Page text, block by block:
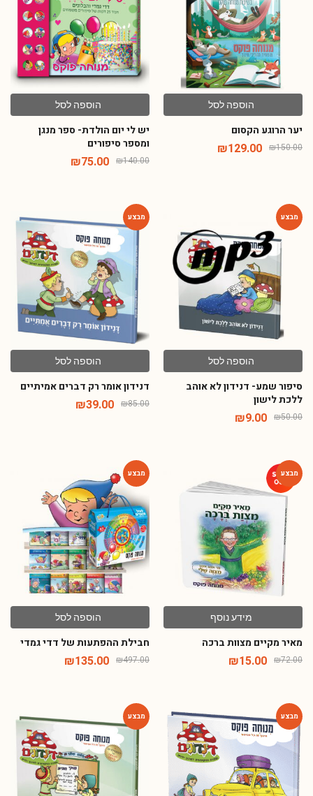
הוספה לסל
יער הרוגע הקסום
₪150.00
₪129.00
הוספה לסל
יש לי יום הולדת- ספר מנגן
ומספר סיפורים
₪140.00
₪75.00
הוספה לסל
סיפור שמע- דנידון לא אוהב
ללכת לישון
₪50.00
₪9.00
הוספה לסל
דנידון אומר רק דברים אמיתיים
₪85.00
₪39.00
מידע נוסף
מאיר מקיים מצוות ברכה
₪72.00
₪15.00
-73%
הוספה לסל
חבילת ההפתעות של דדי גמדי
₪497.00
₪135.00
-54%